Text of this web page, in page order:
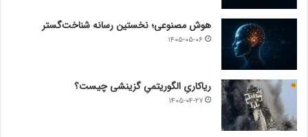
هوش مصنوعی؛ نخستین رسانه شناخت‌گستر
۱۴۰۵-۰۵-۰۶
ریاکاریِ الگوریتمیِ گزینشی چیست؟
۱۴۰۵-۰۴-۲۷